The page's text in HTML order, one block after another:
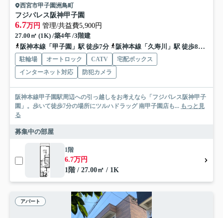
西宮市甲子園洲鳥町
フジパレス阪神甲子園
6.7万円 管理/共益費5,900円
27.00㎡ (1K) /築4年 /3階建
阪神本線「甲子園」駅 徒歩7分
阪神本線「久寿川」駅 徒歩8分
駐輪場 オートロック CATV
宅配ボックス
インターネット対応
防犯カメラ
阪神本線甲子園駅周辺への引っ越しをお考えなら「フジパレス阪神甲子
園」。歩いて徒歩7分の場所にツルハドラッグ 南甲子園店も... もっと見
る
募集中の部屋
1階
6.7万円
1階 / 27.00㎡ / 1K
アパート